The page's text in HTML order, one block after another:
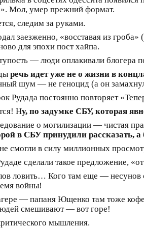
Мол, умер прежний формат.
следим за руками.
заезженно, «восставая из гроба»
для эпохи пост хайпа.
— люди оплакивали
речь идет уже не о жизни в
шум — не геноцид (а он
Рудада постоянно повторяет
Ну, по задумке СБУ, которая
о могилизации — чистая
в СБУ принудили рассказать,
смогли в силу миллионных
сделали такое предложение,
ловить… Кого там еще —
войны!
— папаня Ющенко там тоже
смешивают — вот горе!
мышления.